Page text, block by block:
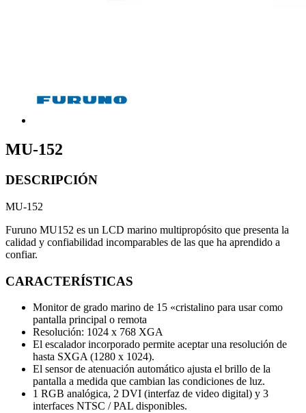
MU-152
DESCRIPCIÓN
MU-152
Furuno MU152 es un LCD marino multipropósito que presenta la
calidad y confiabilidad incomparables de las que ha aprendido a
confiar.
CARACTERÍSTICAS
Monitor de grado marino de 15 «cristalino para usar como
pantalla principal o remota
Resolución: 1024 x 768 XGA
El escalador incorporado permite aceptar una resolución de
hasta SXGA (1280 x 1024).
El sensor de atenuación automático ajusta el brillo de la
pantalla a medida que cambian las condiciones de luz.
1 RGB analógica, 2 DVI (interfaz de video digital) y 3
interfaces NTSC / PAL disponibles.